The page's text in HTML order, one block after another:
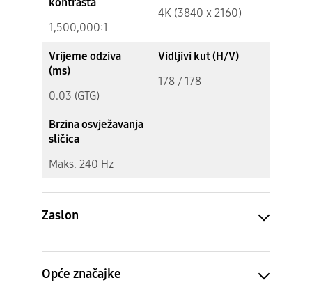
1,500,000:1
4K (3840 x 2160)
Vrijeme odziva
(ms)
0.03 (GTG)
Vidljivi kut (H/V)
178 / 178
Brzina osvježavanja
sličica
Maks. 240 Hz
Zaslon
Opće značajke